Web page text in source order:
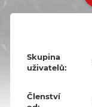
Skupina
uživatelů:
Členství